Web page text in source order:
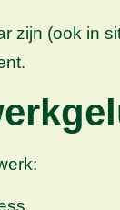
zijn (ook in